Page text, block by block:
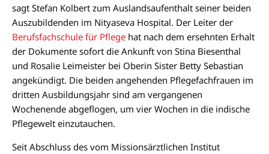
sagt Stefan Kolbert zum Auslandsaufenthalt seiner beiden
Auszubildenden im Nityaseva Hospital. Der Leiter der
Berufsfachschule für Pflege hat nach dem ersehnten Erhalt
der Dokumente sofort die Ankunft von Stina Biesenthal
und Rosalie Leimeister bei Oberin Sister Betty Sebastian
angekündigt. Die beiden angehenden Pflegefachfrauen im
dritten Ausbildungsjahr sind am vergangenen
Wochenende abgeflogen, um vier Wochen in die indische
Pflegewelt einzutauchen.
Seit Abschluss des vom Missionsärztlichen Institut